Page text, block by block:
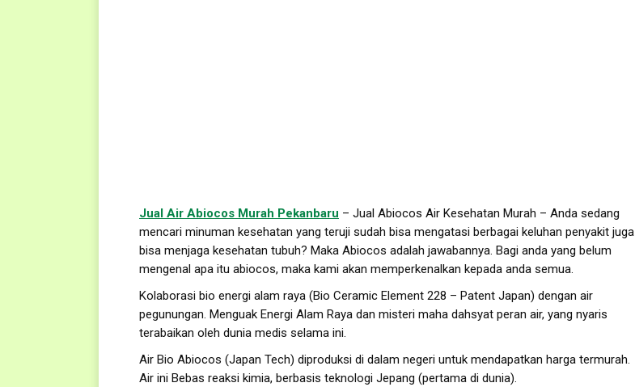
Jual Air Abiocos Murah Pekanbaru – Jual Abiocos Air Kesehatan Murah – Anda sedang
mencari minuman kesehatan yang teruji sudah bisa mengatasi berbagai keluhan penyakit juga
bisa menjaga kesehatan tubuh? Maka Abiocos adalah jawabannya. Bagi anda yang belum
mengenal apa itu abiocos, maka kami akan memperkenalkan kepada anda semua.
Kolaborasi bio energi alam raya (Bio Ceramic Element 228 – Patent Japan) dengan air
pegunungan. Menguak Energi Alam Raya dan misteri maha dahsyat peran air, yang nyaris
terabaikan oleh dunia medis selama ini.
Air Bio Abiocos (Japan Tech) diproduksi di dalam negeri untuk mendapatkan harga termurah.
Air ini Bebas reaksi kimia, berbasis teknologi Jepang (pertama di dunia).